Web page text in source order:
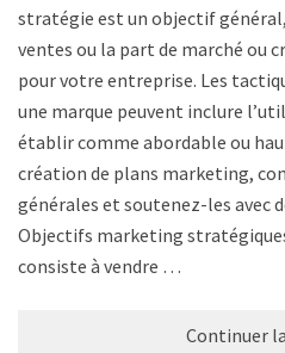
stratégie est un objectif
ventes ou la part de marché ou
pour votre entreprise. Les
une marque peuvent inclure
établir comme abordable ou
création de plans marketing,
générales et soutenez-les avec
Objectifs marketing
consiste à vendre …
Continuer